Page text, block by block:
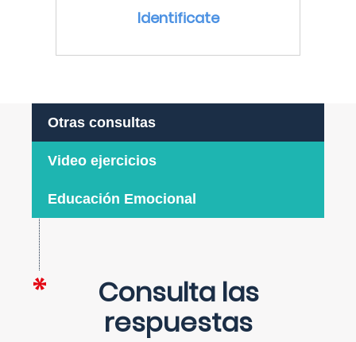
Identificate
Otras consultas
Video ejercicios
Educación Emocional
Consulta las
respuestas